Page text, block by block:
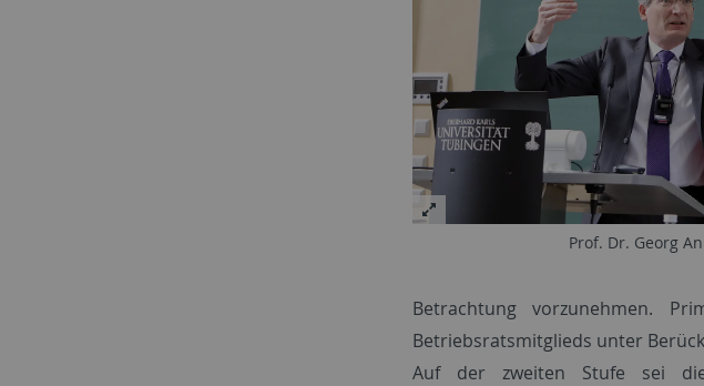
Prof. Dr. Georg
Betrachtung vorzunehmen.
Betriebsratsmitglieds unter
Auf der zweiten Stufe sei